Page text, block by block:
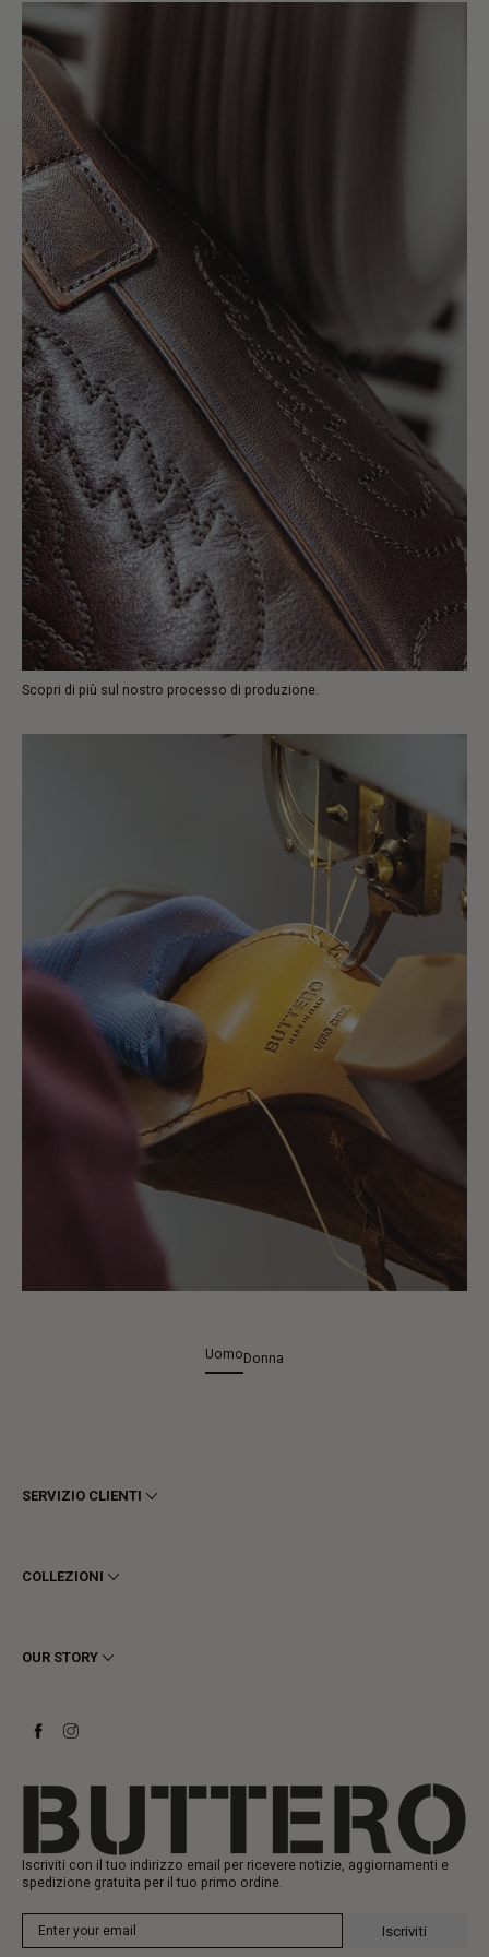
Scopri di più sul nostro processo di produzione.
UomoDonna
SERVIZIO CLIENTI
Privacy
Contattaci
COLLEZIONI
Donna
Sneakers
OUR STORY
Heritage
Iscriviti con il tuo indirizzo email per ricevere notizie, aggiornamenti e
spedizione gratuita per il tuo primo ordine.
Iscriviti